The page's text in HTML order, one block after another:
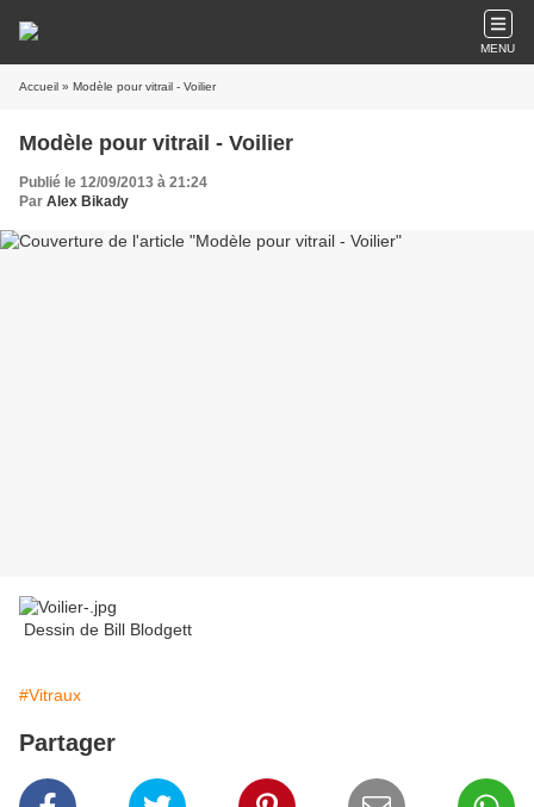
MENU
Accueil » Modèle pour vitrail - Voilier
Modèle pour vitrail - Voilier
Publié le 12/09/2013 à 21:24
Par Alex Bikady
Dessin de Bill Blodgett
#Vitraux
Partager